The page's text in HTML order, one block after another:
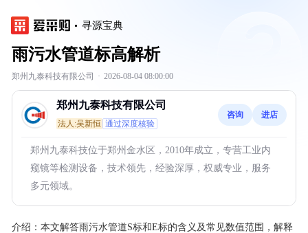
寻源宝典
雨污水管道标高解析
郑州九泰科技有限公司 · 2026-08-04 08:00:00
郑州九泰科技有限公司
法人:吴新恒 通过深度核验
咨询 进店
郑州九泰科技位于郑州金水区，2010年成立，专营工业内
窥镜等检测设备，技术领先，经验深厚，权威专业，服务
多元领域。
介绍： 本文解答雨污水管道S标和E标的含义及常见数值范围，解释